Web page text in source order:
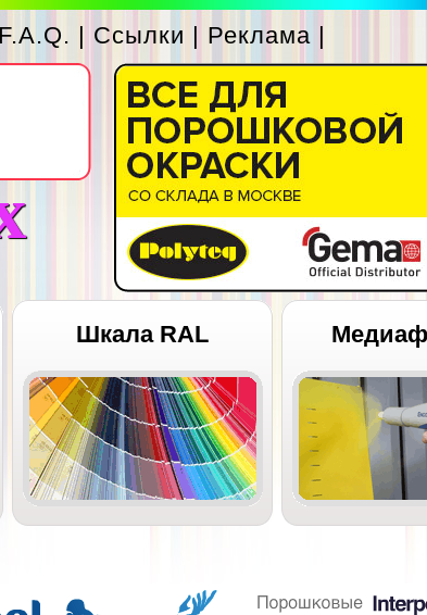
F.A.Q. | Ссылки | Реклама |
Шкала RAL